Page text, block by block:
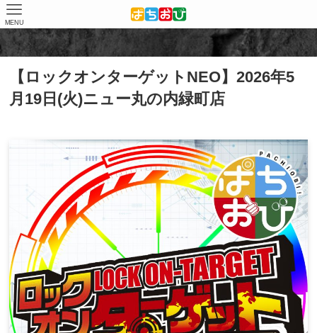
MENU
ホーム 取材結果 【新】ロックオンターゲットNEO(結果)
【ロックオンターゲットNEO】2026年5
月19日(火)ニュー丸の内緑町店